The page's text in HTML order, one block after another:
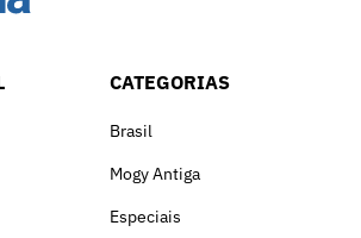
CATEGORIAS
Brasil
Mogy Antiga
Especiais